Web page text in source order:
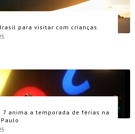
para visitar com crianças
7 anima a temporada de férias na